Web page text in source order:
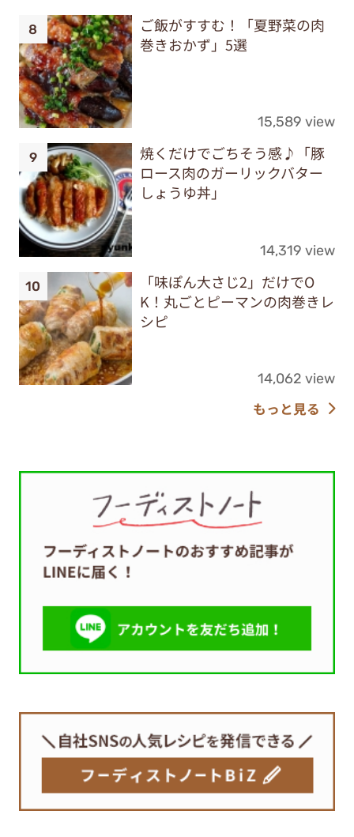
ご飯がすすむ！「夏野菜の肉
巻きおかず」5選
15,589 view
焼くだけでごちそう感♪「豚
ロース肉のガーリックバター
しょうゆ丼」
14,319 view
「味ぽん大さじ2」だけでO
K！丸ごとピーマンの肉巻きレ
シピ
14,062 view
もっと見る